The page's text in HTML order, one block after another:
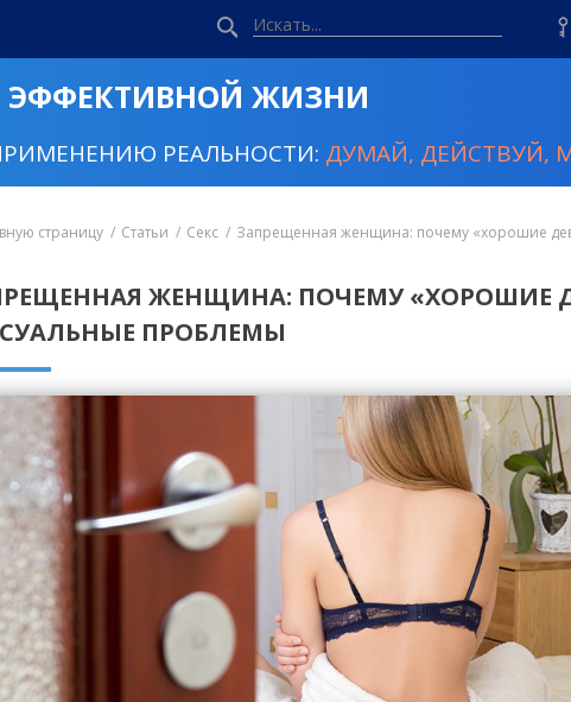
ЭФФЕКТИВНОЙ ЖИЗНИ
РЕАЛЬНОСТИ: ДУМАЙ, ДЕЙСТВУЙ,
страницу Статьи Секс Запрещенная женщина: почему «хорошие
ЖЕНЩИНА: ПОЧЕМУ «ХОРОШИЕ
ПРОБЛЕМЫ